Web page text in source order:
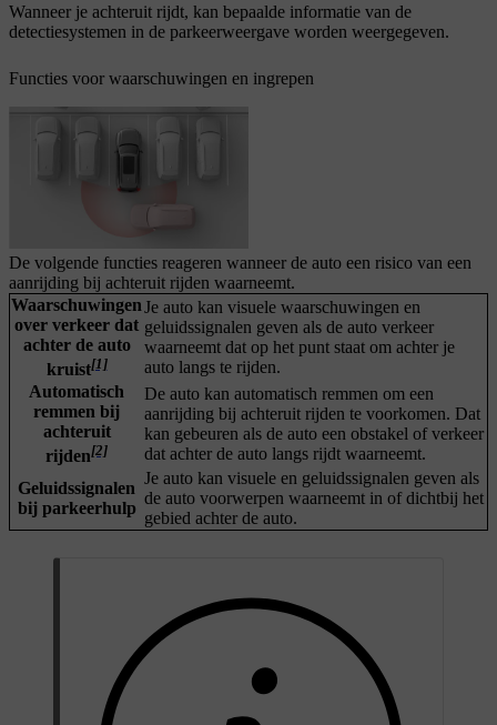
Wanneer je achteruit rijdt, kan bepaalde informatie van de
detectiesystemen in de parkeerweergave worden weergegeven.
Functies voor waarschuwingen en ingrepen
De volgende functies reageren wanneer de auto een risico van een
aanrijding bij achteruit rijden waarneemt.
Waarschuwingen
over verkeer dat
achter de auto
kruist[1]
Je auto kan visuele waarschuwingen en
geluidssignalen geven als de auto verkeer
waarneemt dat op het punt staat om achter je
auto langs te rijden.
Automatisch
remmen bij
achteruit
rijden[2]
De auto kan automatisch remmen om een
aanrijding bij achteruit rijden te voorkomen. Dat
kan gebeuren als de auto een obstakel of verkeer
dat achter de auto langs rijdt waarneemt.
Geluidssignalen
bij parkeerhulp
Je auto kan visuele en geluidssignalen geven als
de auto voorwerpen waarneemt in of dichtbij het
gebied achter de auto.